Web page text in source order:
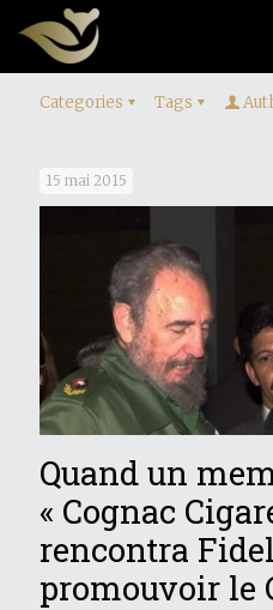
Categories Tags
15 mai 2015
Quand un
« Cognac
rencontra
promouvoir le